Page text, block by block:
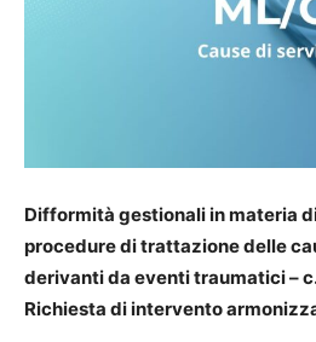
Difformità gestionali in materia
procedure di trattazione delle
derivanti da eventi traumatici –
Richiesta di intervento